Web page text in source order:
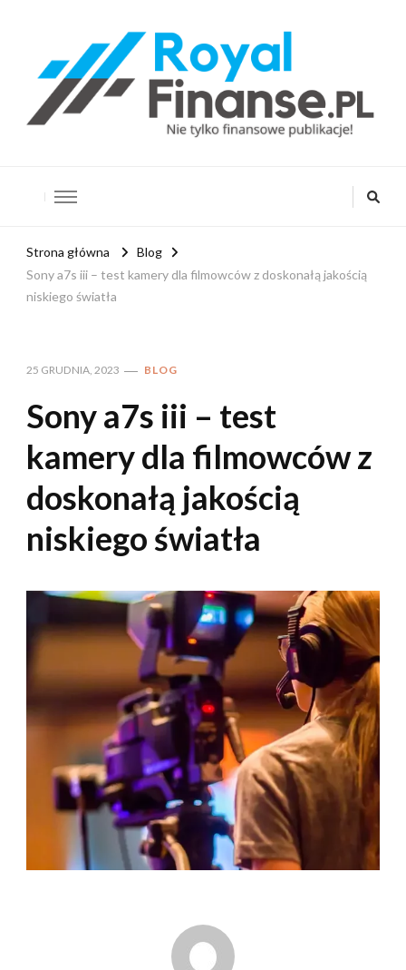
Strona główna
Blog
Sony a7s iii – test kamery dla filmowców z doskonałą jakością
niskiego światła
25 GRUDNIA, 2023 BLOG
Sony a7s iii – test
kamery dla filmowców z
doskonałą jakością
niskiego światła